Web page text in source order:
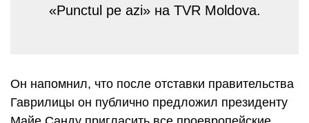
«Punctul pe azi» на TVR Moldova.
Он напомнил, что после отставки правительства
Гаврилицы он публично предложил президенту